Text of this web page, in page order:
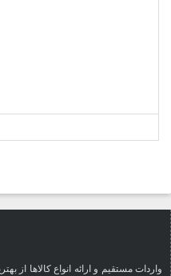
واردات مستقیم و ارائه انواع کالاها از